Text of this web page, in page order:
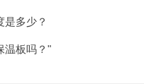
是多少？
温板吗？"